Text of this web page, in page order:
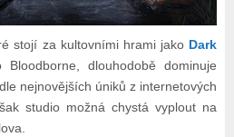
stojí za kultovními hrami jako Dark
Bloodborne, dlouhodobě dominuje
nejnovějších úniků z internetových
studio možná chystá vyplout na